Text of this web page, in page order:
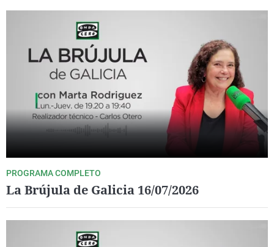
PROGRAMA COMPLETO
La Brújula de Galicia 16/07/2026